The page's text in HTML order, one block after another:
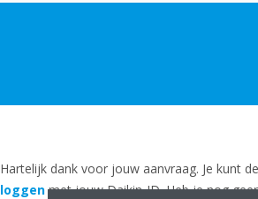
Hartelijk dank voor jouw aanvraag. Je kunt
loggenmet jouw Daikin-ID. Heb je nog